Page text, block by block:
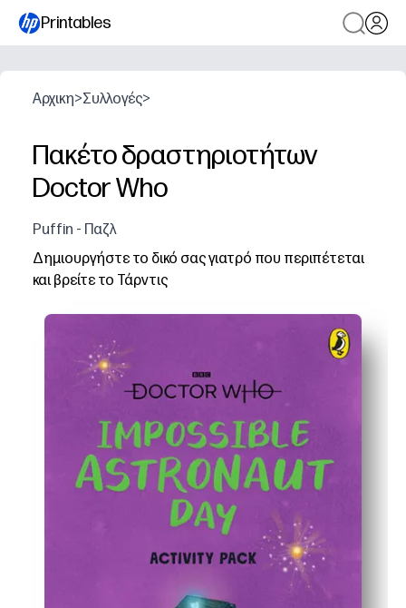
Printables
Αρχικη>Συλλογές>
Πακέτο δραστηριοτήτων
Doctor Who
Puffin - Παζλ
Δημιουργήστε το δικό σας γιατρό που περιπέτεται
και βρείτε το Τάρντις